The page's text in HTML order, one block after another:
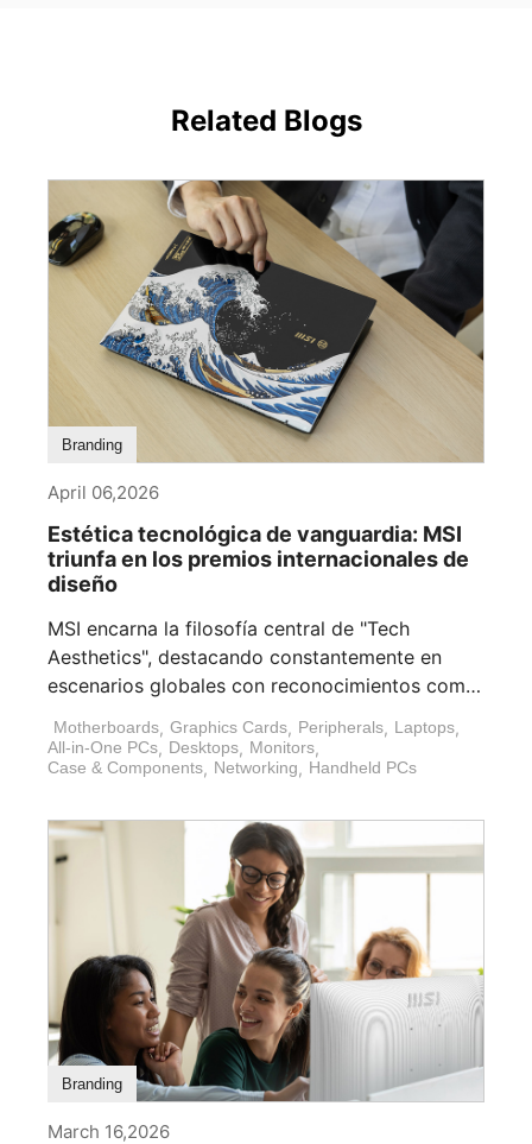
Related Blogs
Branding
April 06,2026
Estética tecnológica de vanguardia: MSI
triunfa en los premios internacionales de
diseño
MSI encarna la filosofía central de "Tech
Aesthetics", destacando constantemente en
escenarios globales con reconocimientos como
Motherboards, Graphics Cards, Peripherals, Laptops,
All-in-One PCs, Desktops, Monitors,
Case & Components, Networking, Handheld PCs
Branding
March 16,2026